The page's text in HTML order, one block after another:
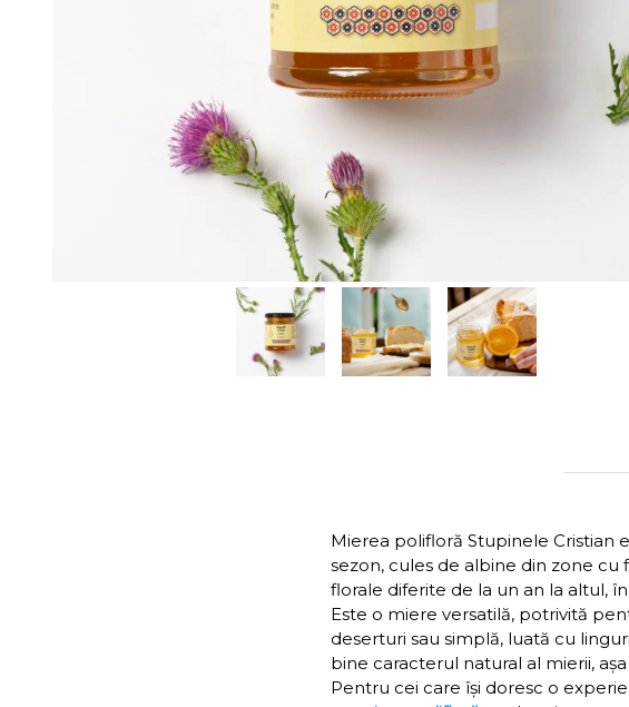
Mierea polifloră Stupinele Cristian
sezon, cules de albine din zone
florale diferite de la un an la altul,
Este o miere versatilă, potrivită
deserturi sau simplă, luată cu
bine caracterul natural al mierii,
Pentru cei care își doresc o